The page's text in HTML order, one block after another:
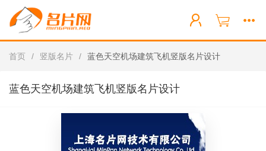
首页 / 竖版名片 / 蓝色天空机场建筑飞机竖版名片设计
蓝色天空机场建筑飞机竖版名片设计